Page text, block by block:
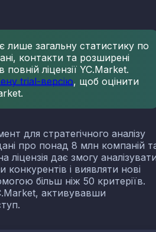
лише загальну статистику по
контакти та розширені
повній ліцензії YC.Market.
trial-версію, щоб оцінити
для стратегічного аналізу
про понад 8 млн компаній
ліцензія дає змогу
конкурентів і виявляти нові
більш ніж 50 критеріїв.
активувавши